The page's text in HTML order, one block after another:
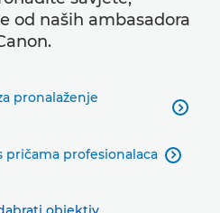
od naših ambasadora
pronalaženje

pričama profesionalaca 